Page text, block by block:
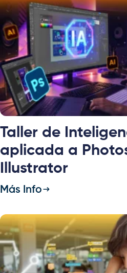
Taller de
aplicada a
Illustrator
Más Info